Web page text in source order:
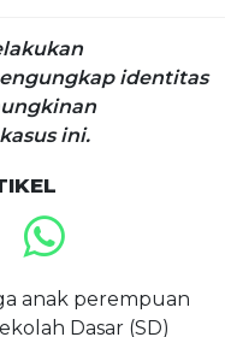
identitas
ini.
anak perempuan
Dasar (SD)